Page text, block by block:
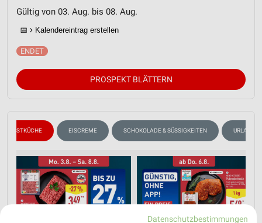
Gültig von 03. Aug. bis 08. Aug.
📅 Kalendereintrag erstellen
PROSPEKT BLÄTTERN
HERBSTKÜCHE EISCREME SCHOKOLADE & SÜSSIGKEITEN URLAUB &
Datenschutzbestimmungen